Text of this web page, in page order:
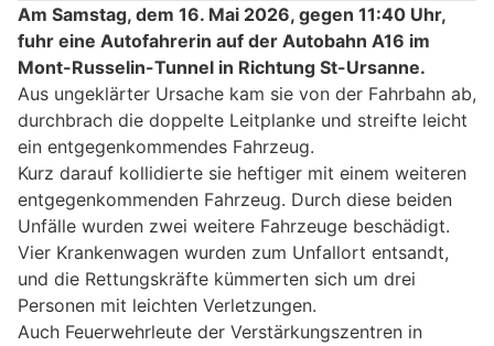
Am Samstag, dem 16. Mai 2026, gegen 11:40 Uhr,
fuhr eine Autofahrerin auf der Autobahn A16 im
Mont-Russelin-Tunnel in Richtung St-Ursanne.
Aus ungeklärter Ursache kam sie von der Fahrbahn ab,
durchbrach die doppelte Leitplanke und streifte leicht
ein entgegenkommendes Fahrzeug.
Kurz darauf kollidierte sie heftiger mit einem weiteren
entgegenkommenden Fahrzeug. Durch diese beiden
Unfälle wurden zwei weitere Fahrzeuge beschädigt.
Vier Krankenwagen wurden zum Unfallort entsandt,
und die Rettungskräfte kümmerten sich um drei
Personen mit leichten Verletzungen.
Auch Feuerwehrleute der Verstärkungszentren in